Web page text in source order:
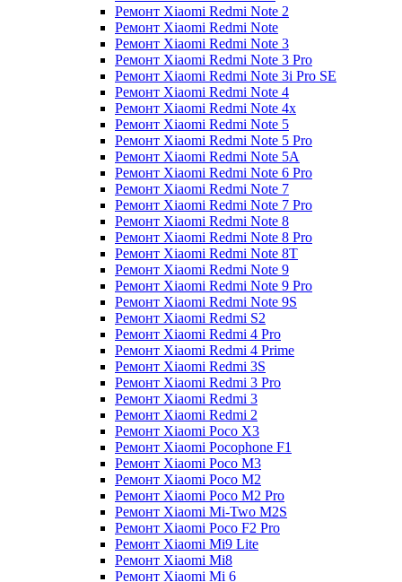
Ремонт Xiaomi Redmi Note 2
Ремонт Xiaomi Redmi Note
Ремонт Xiaomi Redmi Note 3
Ремонт Xiaomi Redmi Note 3 Pro
Ремонт Xiaomi Redmi Note 3i Pro SE
Ремонт Xiaomi Redmi Note 4
Ремонт Xiaomi Redmi Note 4x
Ремонт Xiaomi Redmi Note 5
Ремонт Xiaomi Redmi Note 5 Pro
Ремонт Xiaomi Redmi Note 5A
Ремонт Xiaomi Redmi Note 6 Pro
Ремонт Xiaomi Redmi Note 7
Ремонт Xiaomi Redmi Note 7 Pro
Ремонт Xiaomi Redmi Note 8
Ремонт Xiaomi Redmi Note 8 Pro
Ремонт Xiaomi Redmi Note 8T
Ремонт Xiaomi Redmi Note 9
Ремонт Xiaomi Redmi Note 9 Pro
Ремонт Xiaomi Redmi Note 9S
Ремонт Xiaomi Redmi S2
Ремонт Xiaomi Redmi 4 Pro
Ремонт Xiaomi Redmi 4 Prime
Ремонт Xiaomi Redmi 3S
Ремонт Xiaomi Redmi 3 Pro
Ремонт Xiaomi Redmi 3
Ремонт Xiaomi Redmi 2
Ремонт Xiaomi Poco X3
Ремонт Xiaomi Pocophone F1
Ремонт Xiaomi Poco M3
Ремонт Xiaomi Poco M2
Ремонт Xiaomi Poco M2 Pro
Ремонт Xiaomi Mi-Two M2S
Ремонт Xiaomi Poco F2 Pro
Ремонт Xiaomi Mi9 Lite
Ремонт Xiaomi Mi8
Ремонт Xiaomi Mi 6